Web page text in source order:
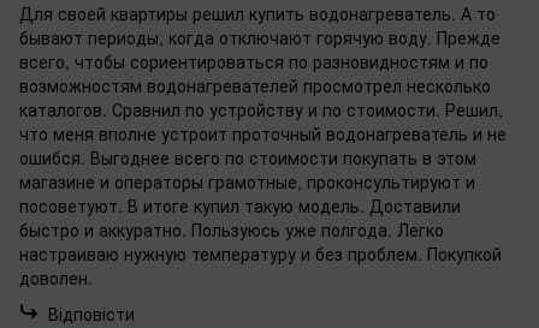
Для своей квартиры решил купить водонагреватель. А то
бывают периоды, когда отключают горячую воду. Прежде
всего, чтобы сориентироваться по разновидностям и по
возможностям водонагревателей просмотрел несколько
каталогов. Сравнил по устройству и по стоимости. Решил,
что меня вполне устроит проточный водонагреватель и не
ошибся. Выгоднее всего по стоимости покупать в этом
магазине и операторы грамотные, проконсультируют и
посоветуют. В итоге купил такую модель. Доставили
быстро и аккуратно. Пользуюсь уже полгода. Легко
настраиваю нужную температуру и без проблем. Покупкой
доволен.
Відповісти